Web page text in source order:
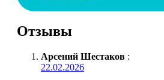
Отзывы
Арсений Шестаков :
22.02.2026